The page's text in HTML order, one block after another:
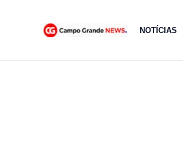
NOTÍCIAS